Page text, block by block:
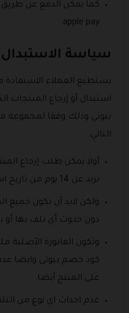
apple pay.
سياسة الاستبدال
يستطيع العملاء
استبدال أو إرجاع المنتجات
بيوتي وذلك وفقا لمجموعة
التالي:
أولا يمكن طلب إرجاع
تزيد عن 14 يوم من تاريخ استلام المنتج.
ولكن لابد أن تكون جميع
دون حدوث أي تلف بها أو
وتكون الفاتورة الأصلية
كود خصم بيوتي وايضا
على المنتج أيضا.
عدم احداث اي نوع من